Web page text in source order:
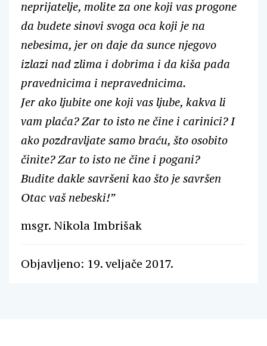
neprijatelje, molite za one koji vas progone
da budete sinovi svoga oca koji je na
nebesima, jer on daje da sunce njegovo
izlazi nad zlima i dobrima i da kiša pada
pravednicima i nepravednicima.
Jer ako ljubite one koji vas ljube, kakva li
vam plaća? Zar to isto ne čine i carinici? I
ako pozdravljate samo braću, što osobito
činite? Zar to isto ne čine i pogani?
Budite dakle savršeni kao što je savršen
Otac vaš nebeski!”
msgr. Nikola Imbrišak
Objavljeno: 19. veljače 2017.